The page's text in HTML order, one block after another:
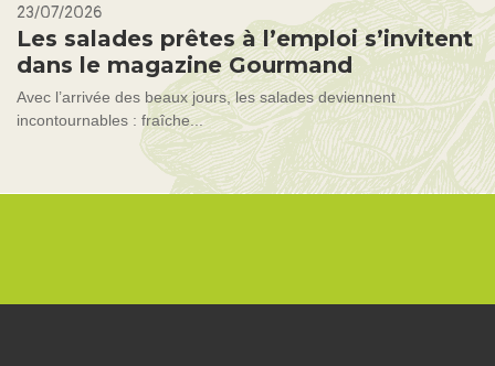
23/07/2026
Les salades prêtes à l’emploi s’invitent
dans le magazine Gourmand
Avec l’arrivée des beaux jours, les salades deviennent
incontournables : fraîche...